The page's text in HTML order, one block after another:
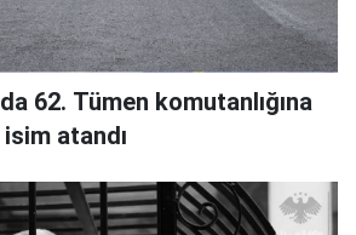
62. Tümen komutanlığına
atandı